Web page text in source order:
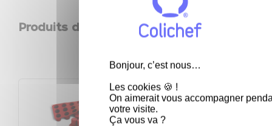
Bonjour, c’est nous…
Les cookies 🍪 !
On aimerait vous accompagner
votre visite.
Ça vous va ?
Produits de la même catégorie